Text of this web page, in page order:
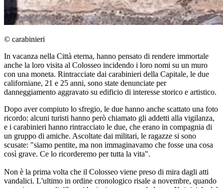
© carabinieri
In vacanza nella Città eterna, hanno pensato di rendere immortale
anche la loro visita al Colosseo incidendo i loro nomi su un muro
con una moneta. Rintracciate dai carabinieri della Capitale, le due
californiane, 21 e 25 anni, sono state denunciate per
danneggiamento aggravato su edificio di interesse storico e artistico.
Dopo aver compiuto lo sfregio, le due hanno anche scattato una foto
ricordo: alcuni turisti hanno però chiamato gli addetti alla vigilanza,
e i carabinieri hanno rintracciato le due, che erano in compagnia di
un gruppo di amiche. Ascoltate dai militari, le ragazze si sono
scusate: "siamo pentite, ma non immaginavamo che fosse una cosa
così grave. Ce lo ricorderemo per tutta la vita".
Non è la prima volta che il Colosseo viene preso di mira dagli atti
vandalici. L'ultimo in ordine cronologico risale a novembre, quando